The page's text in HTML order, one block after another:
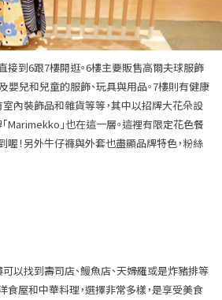
接到6跟7樓開逛。6樓主要販售高爾夫球服飾
嬰兒和兒童的服飾、玩具與用品。7樓則有健康
室內裝飾品和雜貨等等，其中以招牌大花朵設
Marimekko」也在這一層。這裡有限定花色餐
喔！另外牛仔褲與外套也盡顯品牌特色，粉絲
以找到壽司店、鰻魚店、天婦羅或是炸豬排等
食屋和中華料理，選擇非常多樣，是享受美食